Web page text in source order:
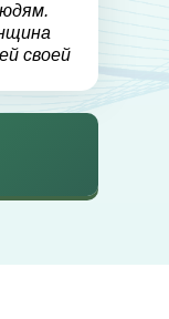
своей